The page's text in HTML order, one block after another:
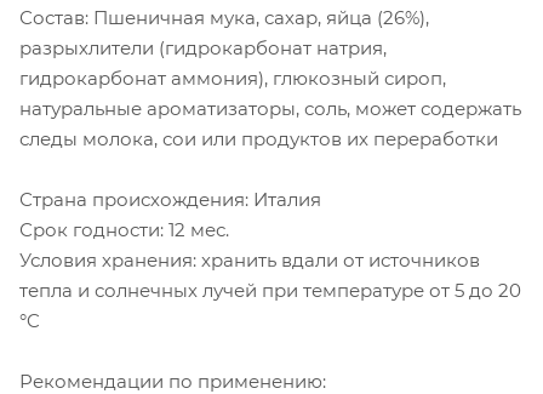
Состав: Пшеничная мука, сахар, яйца (26%),
разрыхлители (гидрокарбонат натрия,
гидрокарбонат аммония), глюкозный сироп,
натуральные ароматизаторы, соль, может содержать
следы молока, сои или продуктов их переработки
Страна происхождения: Италия
Срок годности: 12 мес.
Условия хранения: хранить вдали от источников
тепла и солнечных лучей при температуре от 5 до 20
°C
Рекомендации по применению: